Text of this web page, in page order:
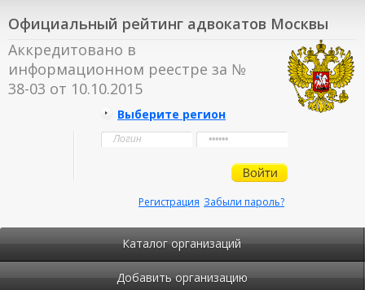
Официальный рейтинг адвокатов Москвы
Аккредитовано в
информационном реестре за №
38-03 от 10.10.2015
Выберите регион
Забыли пароль?
Регистрация
Каталог организаций
Добавить организацию